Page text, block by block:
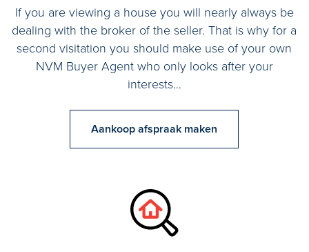
If you are viewing a house you will nearly always be
dealing with the broker of the seller. That is why for a
second visitation you should make use of your own
NVM Buyer Agent who only looks after your
interests…
Aankoop afspraak maken